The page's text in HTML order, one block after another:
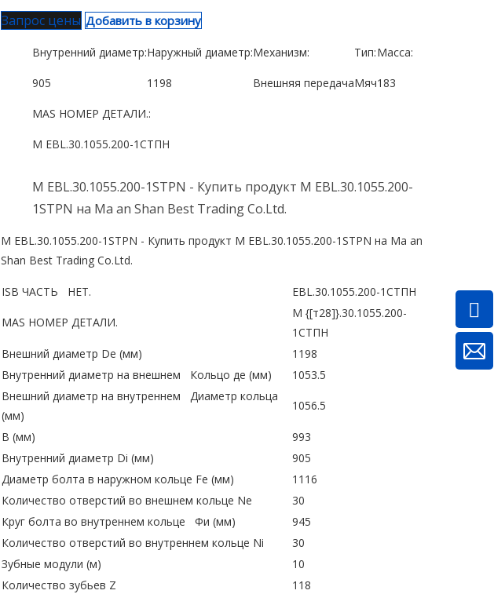
Запрос цены Добавить в корзину
Внутренний диаметр:
905
Наружный диаметр:
1198
Механизм:
Внешняя передача
Тип:
Мяч
Масса:
183
MAS НОМЕР ДЕТАЛИ.:
М EBL.30.1055.200-1СТПН
M EBL.30.1055.200-1STPN - Купить продукт M EBL.30.1055.200-
1STPN на Ma an Shan Best Trading Co.Ltd.
M EBL.30.1055.200-1STPN - Купить продукт M EBL.30.1055.200-1STPN на Ma an
Shan Best Trading Co.Ltd.
ISB ЧАСТЬ НЕТ. EBL.30.1055.200-1СТПН
MAS НОМЕР ДЕТАЛИ.
М {[т28]}.30.1055.200-
1СТПН
Внешний диаметр De (мм)
1198
Внутренний диаметр на внешнем Кольцо де (мм)
1053.5
Внешний диаметр на внутреннем Диаметр кольца
(мм)
1056.5
В (мм)
993
Внутренний диаметр Di (мм)
905
Диаметр болта в наружном кольце Fe (мм)
1116
Количество отверстий во внешнем кольце Ne
30
Круг болта во внутреннем кольце Фи (мм)
945
Количество отверстий во внутреннем кольце Ni
30
Зубные модули (м)
10
Количество зубьев Z
118